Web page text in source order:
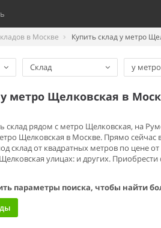
в Москве Купить склад у метро
Склад у
метро Щелковская в
склад рядом с метро Щелковская, на
Щелковская в Москве. Прямо
склад от квадратных метров по цене
улицах: и других. Приобрести
параметры поиска, чтобы найти